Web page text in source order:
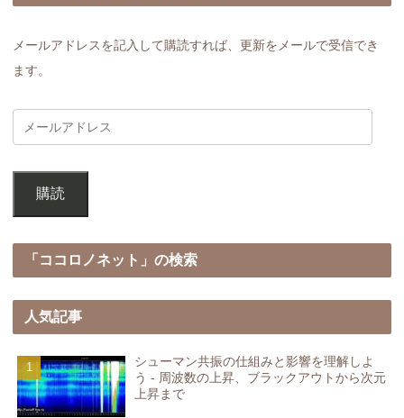
メールアドレスを記入して購読すれば、更新をメールで受信でき
ます。
購読
「ココロノネット」の検索
人気記事
シューマン共振の仕組みと影響を理解しよ
う - 周波数の上昇、ブラックアウトから次元
上昇まで